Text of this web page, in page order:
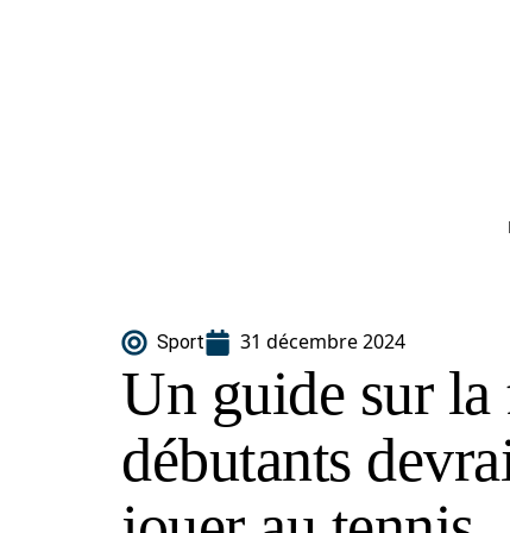
Sport 31 décembre 2024
Un guide sur la
débutants